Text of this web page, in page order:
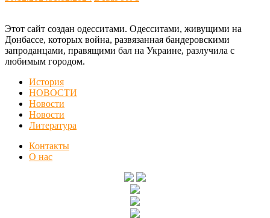
Этот сайт создан одесситами. Одесситами, живущими на
Донбассе, которых война, развязанная бандеровскими
запроданцами, правящими бал на Украине, разлучила с
любимым городом.
История
НОВОСТИ
Новости
Новости
Литература
Контакты
О нас